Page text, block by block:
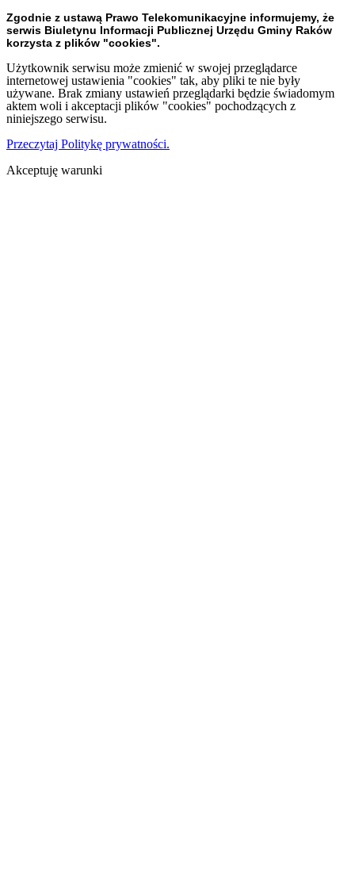
Zgodnie z ustawą Prawo Telekomunikacyjne informujemy, że
serwis Biuletynu Informacji Publicznej Urzędu Gminy Raków
korzysta z plików "cookies".
Użytkownik serwisu może zmienić w swojej przeglądarce
internetowej ustawienia "cookies" tak, aby pliki te nie były
używane. Brak zmiany ustawień przeglądarki będzie świadomym
aktem woli i akceptacji plików "cookies" pochodzących z
niniejszego serwisu.
Przeczytaj Politykę prywatności.
Akceptuję warunki